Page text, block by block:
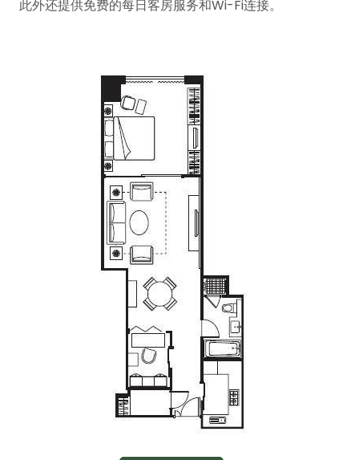
此外还提供免费的每日客房服务和Wi-Fi连接。